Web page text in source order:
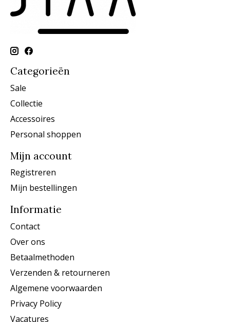
Categorieën
Sale
Collectie
Accessoires
Personal shoppen
Mijn account
Registreren
Mijn bestellingen
Informatie
Contact
Over ons
Betaalmethoden
Verzenden & retourneren
Algemene voorwaarden
Privacy Policy
Vacatures